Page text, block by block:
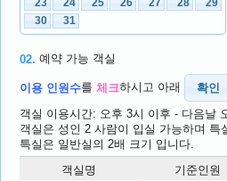
23
24 25 26 27 28
29
30
31
02. 예약 가능 객실
이용 인원수를체크하시고 아래 확인
객실 이용시간: 오후 3시 이후 - 다음날
객실은 성인 2 사람이 입실 가능하며
특실은 일반실의 2배 크기 입니다.
객실명
기준인원